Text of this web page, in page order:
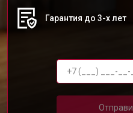
Гарантия до 3-х лет